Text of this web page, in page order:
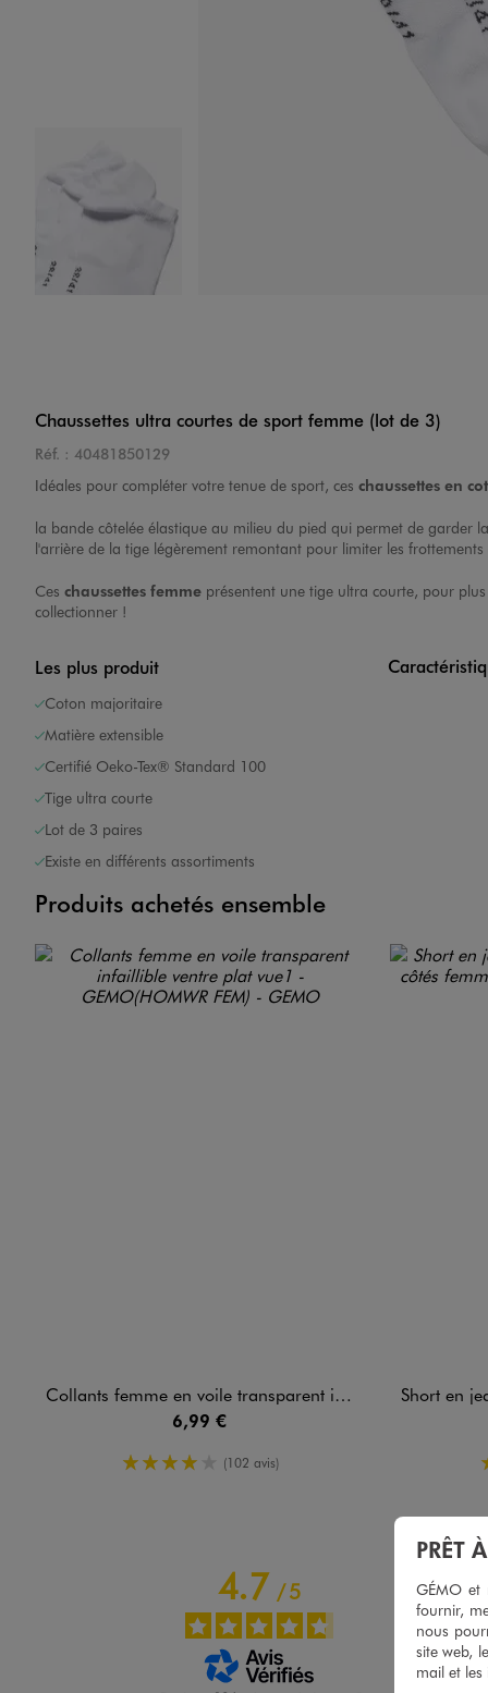
Chaussettes ultra courtes de sport femme (lot de 3)
Réf. : 40481850129
Idéales pour compléter votre tenue de sport, ces chaussettes en
la bande côtelée élastique au milieu du pied qui permet de garder
l'arrière de la tige légèrement remontant pour limiter les
Ces chaussettes femme présentent une tige ultra courte, pour
collectionner !
Les plus produit
Coton majoritaire
Matière extensible
Certifié Oeko-Tex® Standard 100
Tige ultra courte
Lot de 3 paires
Existe en différents assortiments
Produits achetés ensemble
Collants femme en voile transparent infaillible ventre plat
6,99 €
4/5 de moyenne
(102 avis)
Short en jean
4.7/5
PRÊT
GÉMO et
fournir,
nous
site web,
mail et les